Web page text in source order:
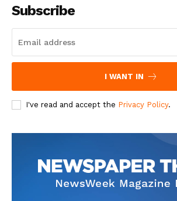
Subscribe
I WANT IN
I've read and accept the Privacy Policy.